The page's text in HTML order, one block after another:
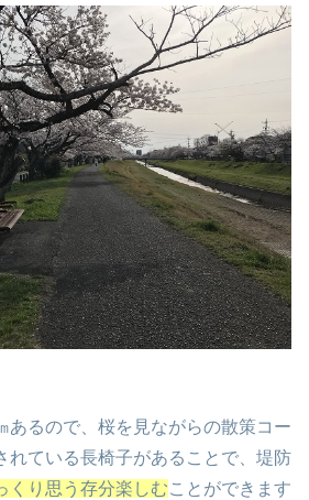
あるので、桜を見ながらの散策コー
れている長椅子があることで、堤防
くり思う存分楽しむことができます